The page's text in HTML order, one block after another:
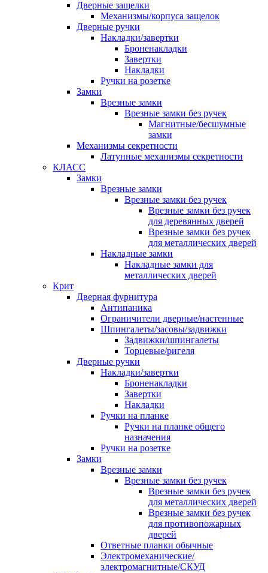
Дверные защелки
Механизмы/корпуса защелок
Дверные ручки
Накладки/завертки
Броненакладки
Завертки
Накладки
Ручки на розетке
Замки
Врезные замки
Врезные замки без ручек
Магнитные/бесшумные
замки
Механизмы секретности
Латунные механизмы секретности
КЛАСС
Замки
Врезные замки
Врезные замки без ручек
Врезные замки без ручек
для деревянных дверей
Врезные замки без ручек
для металлических дверей
Накладные замки
Накладные замки для
металлических дверей
Крит
Дверная фурнитура
Антипаника
Ограничители дверные/настенные
Шпингалеты/засовы/задвижки
Задвижки/шпингалеты
Торцевые/ригеля
Дверные ручки
Накладки/завертки
Броненакладки
Завертки
Накладки
Ручки на планке
Ручки на планке общего
назначения
Ручки на розетке
Замки
Врезные замки
Врезные замки без ручек
Врезные замки без ручек
для металлических дверей
Врезные замки без ручек
для противопожарных
дверей
Ответные планки обычные
Электромеханические/
электромагнитные/СКУД